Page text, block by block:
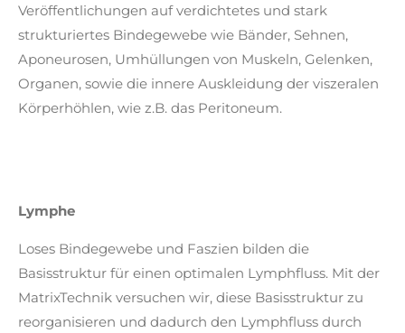
Veröffentlichungen auf verdichtetes und stark
strukturiertes Bindegewebe wie Bänder, Sehnen,
Aponeurosen, Umhüllungen von Muskeln, Gelenken,
Organen, sowie die innere Auskleidung der viszeralen
Körperhöhlen, wie z.B. das Peritoneum.
Lymphe
Loses Bindegewebe und Faszien bilden die
Basisstruktur für einen optimalen Lymphfluss. Mit der
MatrixTechnik versuchen wir, diese Basisstruktur zu
reorganisieren und dadurch den Lymphfluss durch